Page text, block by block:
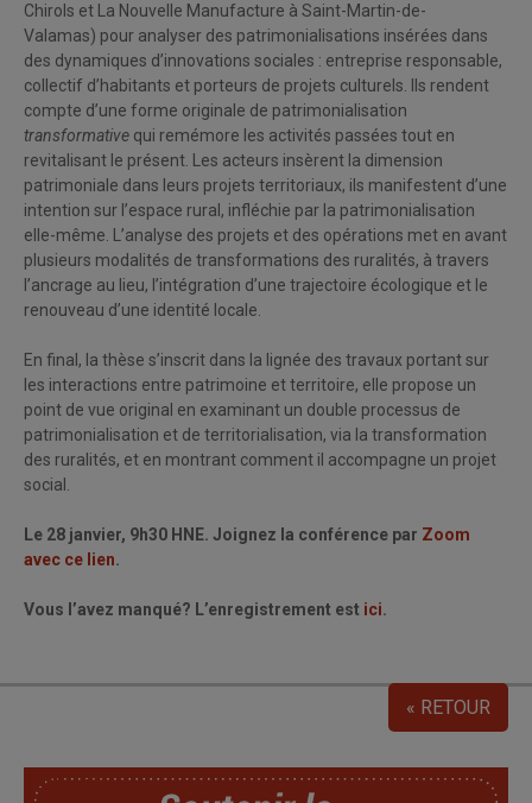
Chirols et La Nouvelle Manufacture à Saint-Martin-de-
Valamas) pour analyser des patrimonialisations insérées dans
des dynamiques d’innovations sociales : entreprise responsable,
collectif d’habitants et porteurs de projets culturels. Ils rendent
compte d’une forme originale de patrimonialisation
transformative qui remémore les activités passées tout en
revitalisant le présent. Les acteurs insèrent la dimension
patrimoniale dans leurs projets territoriaux, ils manifestent d’une
intention sur l’espace rural, infléchie par la patrimonialisation
elle-même. L’analyse des projets et des opérations met en avant
plusieurs modalités de transformations des ruralités, à travers
l’ancrage au lieu, l’intégration d’une trajectoire écologique et le
renouveau d’une identité locale.
En final, la thèse s’inscrit dans la lignée des travaux portant sur
les interactions entre patrimoine et territoire, elle propose un
point de vue original en examinant un double processus de
patrimonialisation et de territorialisation, via la transformation
des ruralités, et en montrant comment il accompagne un projet
social.
Le 28 janvier, 9h30 HNE. Joignez la conférence par Zoom
avec ce lien.
Vous l’avez manqué? L’enregistrement est ici.
« RETOUR
SoutChaire